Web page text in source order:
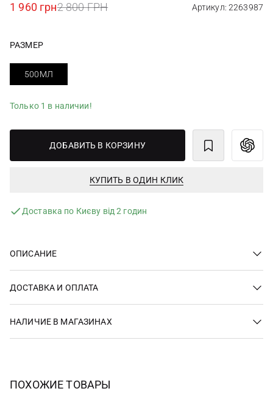
1 960 грн2 800 ГРН Артикул: 2263987
РАЗМЕР
500МЛ
Только 1 в наличии!
ДОБАВИТЬ В КОРЗИНУ
КУПИТЬ В ОДИН КЛИК
Доставка по Києву від 2 годин
ОПИСАНИЕ
ДОСТАВКА И ОПЛАТА
НАЛИЧИЕ В МАГАЗИНАХ
ПОХОЖИЕ ТОВАРЫ